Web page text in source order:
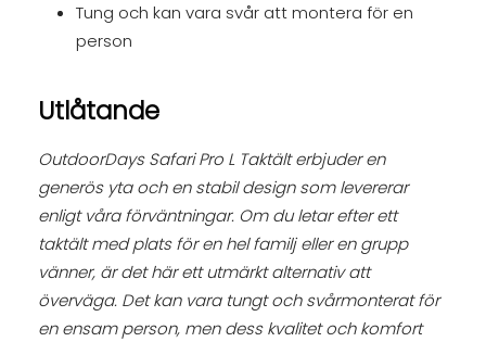
Tung och kan vara svår att montera för en
person
Utlåtande
OutdoorDays Safari Pro L Taktält erbjuder en
generös yta och en stabil design som levererar
enligt våra förväntningar. Om du letar efter ett
taktält med plats för en hel familj eller en grupp
vänner, är det här ett utmärkt alternativ att
överväga. Det kan vara tungt och svårmonterat för
en ensam person, men dess kvalitet och komfort